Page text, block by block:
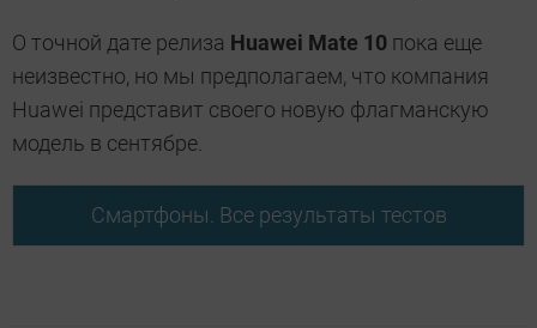
О точной дате релиза Huawei Mate 10 пока еще
неизвестно, но мы предполагаем, что компания
Huawei представит своего новую флагманскую
модель в сентябре.
Смартфоны. Все результаты тестов